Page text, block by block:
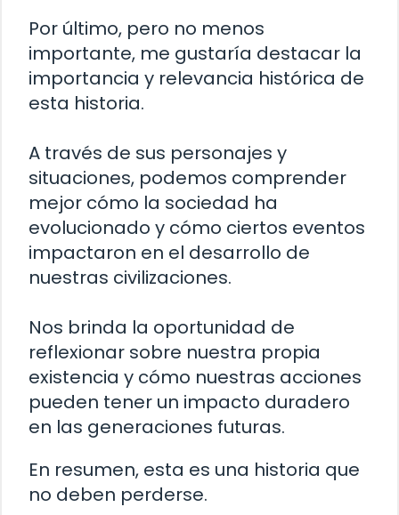
Por último, pero no menos
importante, me gustaría destacar la
importancia y relevancia histórica de
esta historia.
A través de sus personajes y
situaciones, podemos comprender
mejor cómo la sociedad ha
evolucionado y cómo ciertos eventos
impactaron en el desarrollo de
nuestras civilizaciones.
Nos brinda la oportunidad de
reflexionar sobre nuestra propia
existencia y cómo nuestras acciones
pueden tener un impacto duradero
en las generaciones futuras.
En resumen, esta es una historia que
no deben perderse.